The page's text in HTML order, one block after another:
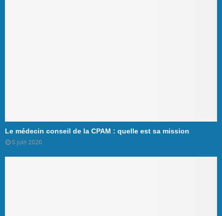
Le médecin conseil de la CPAM : quelle est sa mission
5 juin 2020